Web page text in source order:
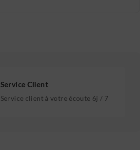
Service Client
Service client à votre écoute 6j / 7